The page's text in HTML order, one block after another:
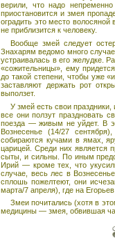
верили, что надо
приостановится и змея
оградить это место волосяной
не приблизится к человеку.
Вообще змей следует
Знахарям ведомо много
устраивалась в его желудке.
«сожительницы», ему
до такой степени, чтобы уже
заставляют держать рот
выползет.
У змей есть свои
все они ползут праздновать
поезда — живым не уйдет. В
Вознесенье (14/27
собираются кучами в ямах,
царицей. Среди них является
сыты, и сильны. По иным
Ирий — кроме тех, что
случае, весь лес в
сплошь пожелтеют, они
марта/7 апреля), где на
Змеи почитались (хотя в
медицины — змея, обвившая